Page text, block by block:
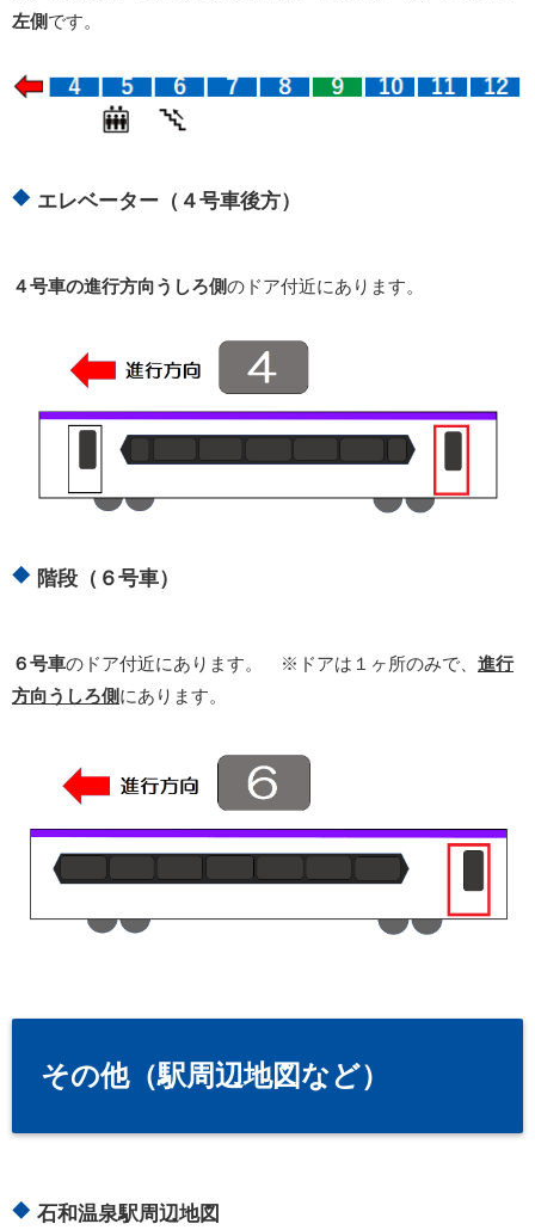
左側です。
エレベーター（４号車後方）
４号車の進行方向うしろ側のドア付近にあります。
階段（６号車）
６号車のドア付近にあります。 ※ドアは１ヶ所のみで、 進行
方向うしろ側にあります。
その他（駅周辺地図など）
石和温泉駅周辺地図